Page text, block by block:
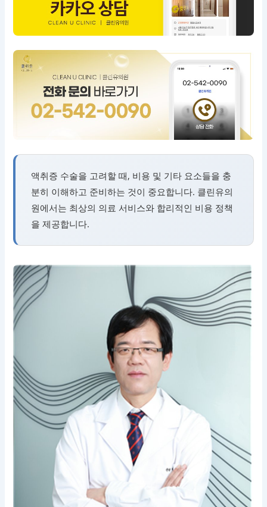
액취증 수술을 고려할 때, 비용 및 기타 요소들을 충
분히 이해하고 준비하는 것이 중요합니다. 클린유의
원에서는 최상의 의료 서비스와 합리적인 비용 정책
을 제공합니다.